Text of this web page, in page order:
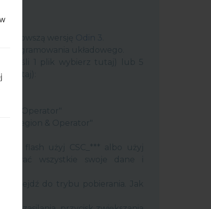
(jeśli 1 plik wybierz tutaj) lub 5
tutaj):
wszystkie swoje dane i